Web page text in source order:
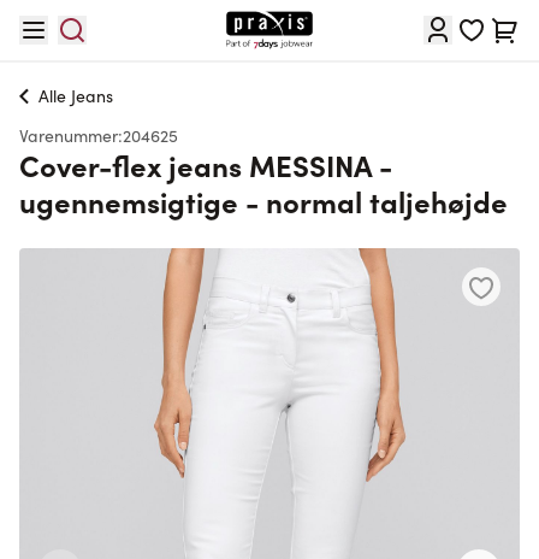
Cart
Alle Jeans
Varenummer:204625
Cover-flex jeans MESSINA -
ugennemsigtige - normal taljehøjde